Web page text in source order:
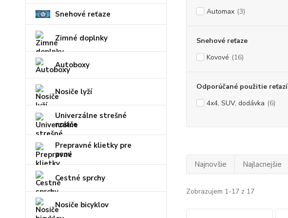
Snehové reťaze
Zimné doplnky
Autoboxy
Nosiče lyží
Univerzálne strešné
nosiče
Prepravné klietky pre
psov
Cestné sprchy
Nosiče bicyklov
Automax (3)
Snehové reťaze
Kovové (16)
Odporúčané použitie reťazí
4x4, SUV, dodávka (6)
Najnovšie Najlacnejšie
Zobrazujem 1-17 z 17